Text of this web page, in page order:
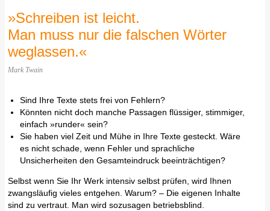
»Schreiben ist leicht.
Man muss nur die falschen Wörter
weglassen.«
Mark Twain
Sind Ihre Texte stets frei von Fehlern?
Könnten nicht doch manche Passagen flüssiger, stimmiger,
einfach »runder« sein?
Sie haben viel Zeit und Mühe in Ihre Texte gesteckt. Wäre
es nicht schade, wenn Fehler und sprachliche
Unsicherheiten den Gesamteindruck beeinträchtigen?
Selbst wenn Sie Ihr Werk intensiv selbst prüfen, wird Ihnen
zwangsläufig vieles entgehen. Warum? – Die eigenen Inhalte
sind zu vertraut. Man wird sozusagen betriebsblind.